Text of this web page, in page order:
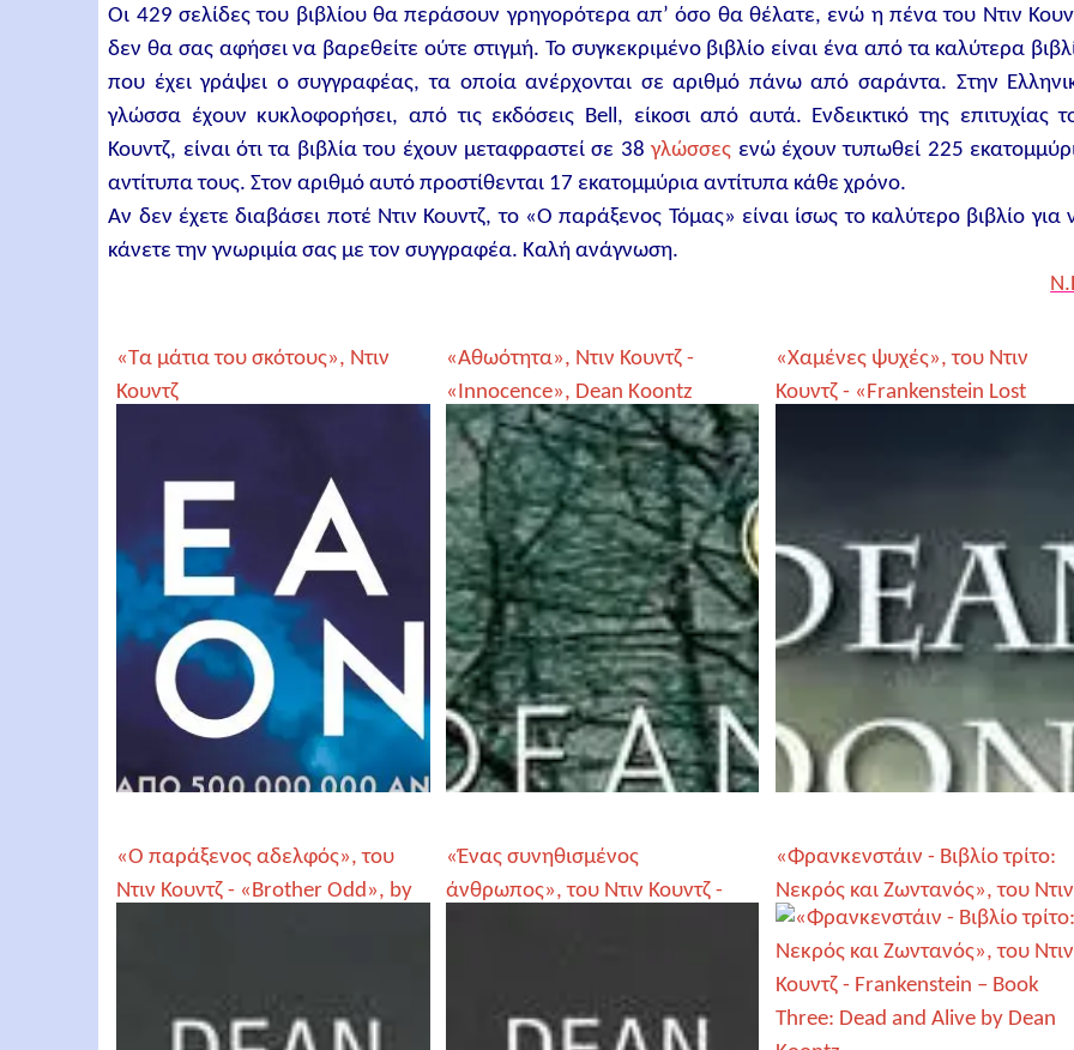
Οι 429 σελίδες του βιβλίου θα περάσουν γρηγορότερα απ’ όσο θα θέλατε, ενώ η πένα του Ντιν
δεν θα σας αφήσει να βαρεθείτε ούτε στιγμή. Το συγκεκριμένο βιβλίο είναι ένα από τα καλύτερα
που έχει γράψει ο συγγραφέας, τα οποία ανέρχονται σε αριθμό πάνω από σαράντα. Στην
γλώσσα έχουν κυκλοφορήσει, από τις εκδόσεις Bell, είκοσι από αυτά. Ενδεικτικό της επιτυχίας
Κουντζ, είναι ότι τα βιβλία του έχουν μεταφραστεί σε 38γλώσσες ενώ έχουν τυπωθεί 225
αντίτυπα τους. Στον αριθμό αυτό προστίθενται 17 εκατομμύρια αντίτυπα κάθε χρόνο.
Αν δεν έχετε διαβάσει ποτέ Ντιν Κουντζ, το «Ο παράξενος Τόμας» είναι ίσως το καλύτερο βιβλίο για
κάνετε την γνωριμία σας με τον συγγραφέα. Καλή ανάγνωση.
«Τα μάτια του σκότους», Ντιν
Κουντζ
«Αθωότητα», Ντιν Κουντζ -
«Innocence», Dean Koontz
«Χαμένες ψυχές», του Ντιν
Κουντζ - «Frankenstein Lost
«Ο παράξενος αδελφός», του
Ντιν Κουντζ - «Brother Odd», by
«Ένας συνηθισμένος
άνθρωπος», του Ντιν Κουντζ -
«Φρανκενστάιν - Βιβλίο τρίτο:
Νεκρός και Ζωντανός», του Ντιν
Κουντζ - Frankenstein – Book
Three: Dead and Alive by Dean
Koontz